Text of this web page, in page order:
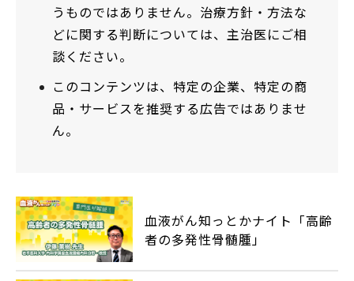
うものではありません。治療方針・方法な
どに関する判断については、主治医にご相
談ください。
このコンテンツは、特定の企業、特定の商
品・サービスを推奨する広告ではありませ
ん。
血液がん知っとかナイト「高齢
者の多発性骨髄腫」